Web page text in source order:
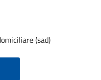
(sad)